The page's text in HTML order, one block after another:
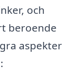
och
beroende
aspekter